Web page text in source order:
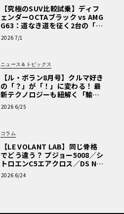
【究極のSUV比較試乗】ディフ
ェンダーOCTAブラック vs AMG
G63：道なき道を征く2台の「対
極的アプローチ」
2026 7/1
ニュース＆トピックス
【ル・ボラン8月号】クルマ好き
の「？」が「！」に変わる！ 最
新テクノロジーも紐解く「輸入
車Q&A」
2026 6/25
コラム
【LE VOLANT LAB】同じ骨格
でどう違う？ プジョー5008／シ
トロエンC5エアクロス／DS Nº4
読者一気乗りレポート
2026 6/24